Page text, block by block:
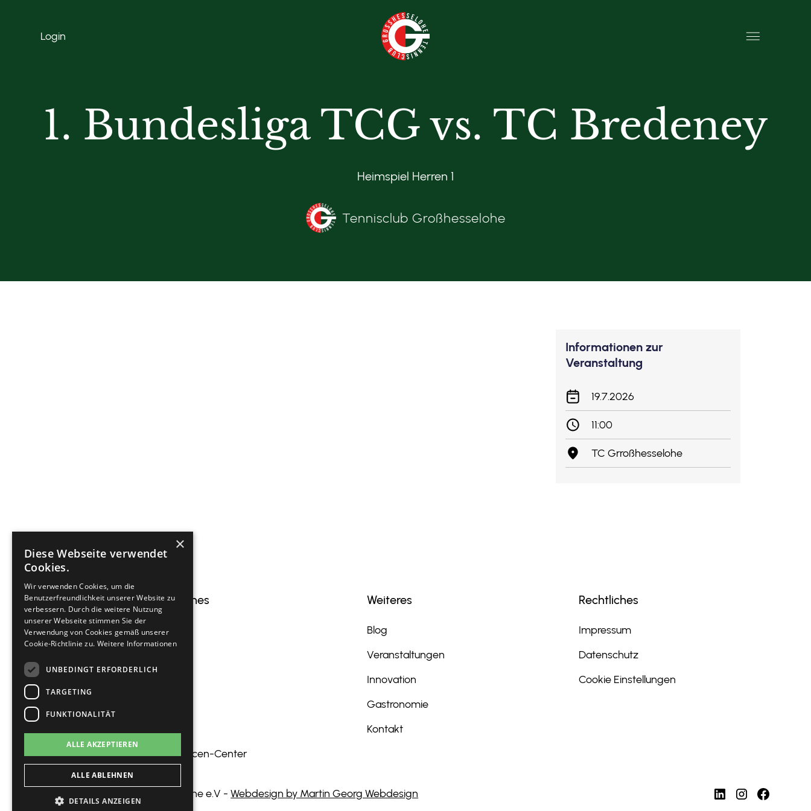
Login
1. Bundesliga TCG vs. TC Bredeney
Heimspiel Herren 1
Tennisclub Großhesselohe
Informationen zur
Veranstaltung
19.7.2026
11:00
TC Grroßhesselohe
Nützliches
Start
Ressourcen-Center
Weiteres
Blog
Veranstaltungen
Innovation
Gastronomie
Kontakt
Rechtliches
Impressum
Datenschutz
Cookie Einstellungen
© 2026 Tennisclub Großhesselohe e.V -Webdesign by Martin Georg Webdesign
×
Diese Webseite verwendet
Cookies.
Wir verwenden Cookies, um die
Benutzerfreundlichkeit unserer Website zu
verbessern. Durch die weitere Nutzung
unserer Webseite stimmen Sie der
Verwendung von Cookies gemäß unserer
Cookie-Richtlinie zu. Weitere Informationen
UNBEDINGT ERFORDERLICH
TARGETING
FUNKTIONALITÄT
ALLE AKZEPTIEREN
ALLE ABLEHNEN
DETAILS ANZEIGEN